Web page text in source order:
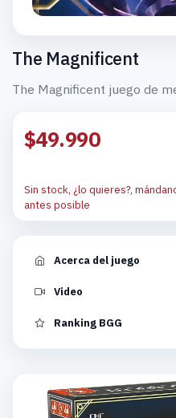
The Magnificent
The Magnificent juego de
$49.990
Sin stock, ¿lo quieres?,
antes posible
Acerca del juego
Video
Ranking BGG